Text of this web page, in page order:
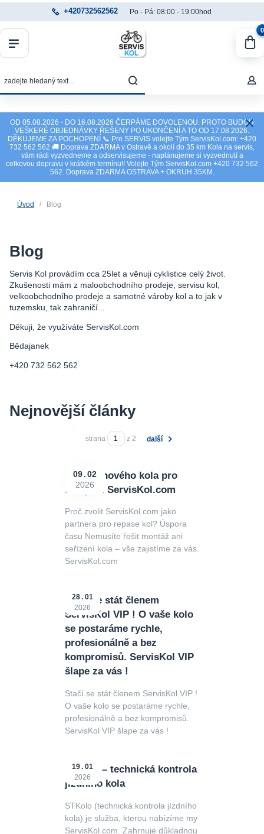
OD 05.08.2026 - DO 16.08.2026 ČERPÁME DOVOLENOU. PROTO BUDOU
VEŠKERÉ OBJEDNÁVKY ŘEŠENY PO UKONČENÍ A TO OD 17.08.2026.
DĚKUJEME ZA POCHOPENÍ 📞 Pro SERVIS volejte Tým ServisKol.com: +420
732 562 562 🚚 Doprava ZDARMA v Ostravě a okolí do 35 km Kola na servis,
vám rádi vyzvedneme a odservisujeme - naplánujeme si vyzvednutí a
celkovou dopravu v krátkém termínu!! Volejte Tým ServisKol.com +420 732 562
562. Doprava ZDARMA OSTRAVA + OKRUH 35KM.
+420732562562 Po - Pá: 08:00 - 19:00hod
0
Úvod Blog
Blog
Servis Kol provádím cca 25let a věnuji cyklistice celý život.
Zkušenosti mám z maloobchodního prodeje, servisu kol,
velkoobchodního prodeje a samotné vároby kol a to jak v
tuzemsku, tak zahraničí...
Děkuji, že využíváte ServisKol.com
Bědajanek
+420 732 562 562
Nejnovější články
strana z 2 další
Repase nového kola pro
firmy od ServisKol.com
09 02
2026
Proč zvolit ServisKol.com jako
partnera pro repase kol? Úspora
času Nemusíte řešit montáž ani
seřízení kola – vše zajistíme za vás.
ServisKol.com
Stačí se stát členem
ServisKol VIP ! O vaše kolo
se postaráme rychle,
profesionálně a bez
kompromisů. ServisKol VIP
šlape za vás !
28
01
2026
Stačí se stát členem ServisKol VIP !
O vaše kolo se postaráme rychle,
profesionálně a bez kompromisů.
ServisKol VIP šlape za vás !
STKolo – technická kontrola
jízdního kola
19
01
2026
STKolo (technická kontrola jízdního
kola) je služba, kterou nabízíme my
ServisKol.com. Zahrnuje důkladnou